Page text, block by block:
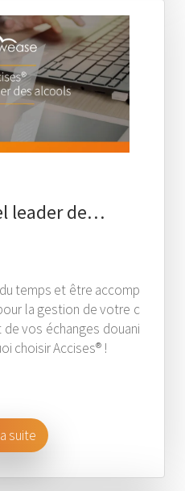
leader de…
temps et être accomp
la gestion de votre c
vos échanges douani
choisir Accises® !
suite